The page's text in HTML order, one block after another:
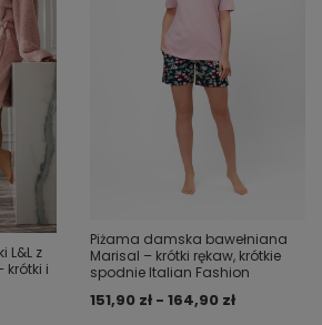
L&L z
krótki i
Piżama damska bawełniana
Marisal – krótki rękaw, krótkie
spodnie Italian Fashion
151,90 zł - 164,90 zł